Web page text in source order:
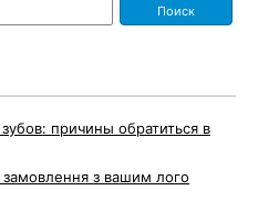
причины обратиться в
замовлення з вашим лого